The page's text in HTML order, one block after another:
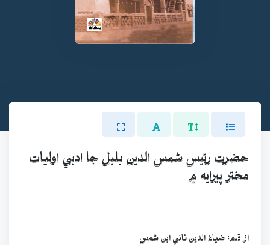
حضرت رئيس شمس الدين بلبل جا ادبي اوليات
مختر پيرايه ۾
از قلم: ضياءُ الدين ثاني ابن شمس